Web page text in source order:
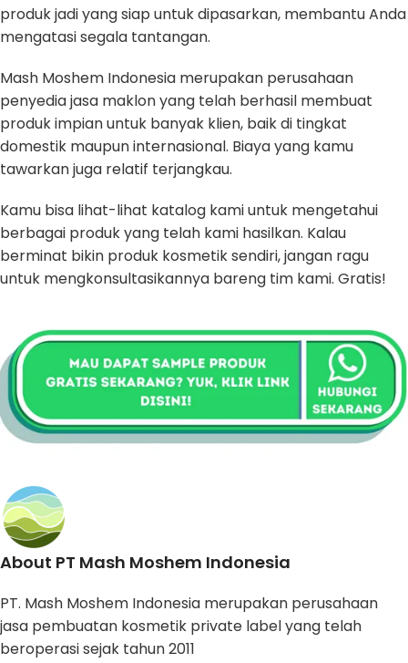
produk jadi yang siap untuk dipasarkan, membantu Anda
mengatasi segala tantangan.
Mash Moshem Indonesia merupakan perusahaan
penyedia jasa maklon yang telah berhasil membuat
produk impian untuk banyak klien, baik di tingkat
domestik maupun internasional. Biaya yang kamu
tawarkan juga relatif terjangkau.
Kamu bisa lihat-lihat katalog kami untuk mengetahui
berbagai produk yang telah kami hasilkan. Kalau
berminat bikin produk kosmetik sendiri, jangan ragu
untuk mengkonsultasikannya bareng tim kami. Gratis!
About PT Mash Moshem Indonesia
PT. Mash Moshem Indonesia merupakan perusahaan
jasa pembuatan kosmetik private label yang telah
beroperasi sejak tahun 2011